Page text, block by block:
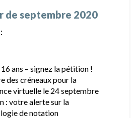
de septembre 2020
ans – signez la pétition !
des créneaux pour la
virtuelle le 24 septembre
: votre alerte sur la
de notation